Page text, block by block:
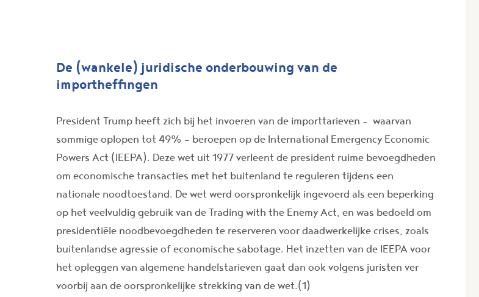
De (wankele) juridische onderbouwing van de
importheffingen
President Trump heeft zich bij het invoeren van de importtarieven - waarvan
sommige oplopen tot 49% - beroepen op de International Emergency Economic
Powers Act (IEEPA). Deze wet uit 1977 verleent de president ruime bevoegdheden
om economische transacties met het buitenland te reguleren tijdens een
nationale noodtoestand. De wet werd oorspronkelijk ingevoerd als een beperking
op het veelvuldig gebruik van de Trading with the Enemy Act, en was bedoeld om
presidentiële noodbevoegdheden te reserveren voor daadwerkelijke crises, zoals
buitenlandse agressie of economische sabotage. Het inzetten van de IEEPA voor
het opleggen van algemene handelstarieven gaat dan ook volgens juristen ver
voorbij aan de oorspronkelijke strekking van de wet.(1)